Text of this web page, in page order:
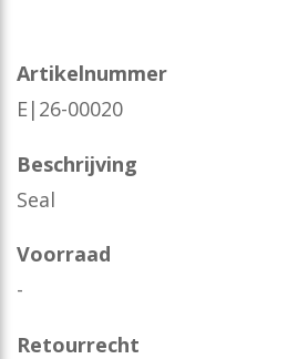
Artikelnummer
E|26-00020
Beschrijving
Seal
Voorraad
-
Retourrecht